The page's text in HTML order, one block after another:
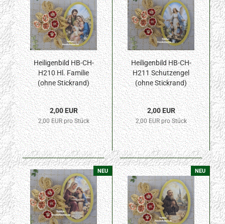
Heiligenbild HB-CH-
H210 Hl. Familie
(ohne Stickrand)
30x45mm
2,00 EUR
2,00 EUR pro Stück
Heiligenbild HB-CH-
H211 Schutzengel
(ohne Stickrand)
30x45mm
2,00 EUR
2,00 EUR pro Stück
NEU NEU